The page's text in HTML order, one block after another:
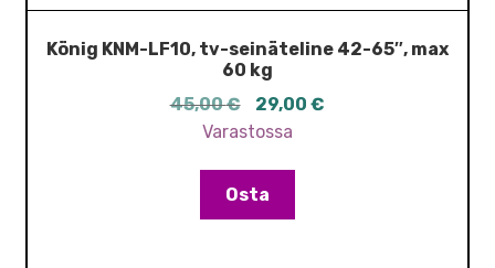
König KNM-LF10, tv-seinäteline 42-65″, max
60 kg
45,00€
Alkuperäinen
hinta
45,00 €.
29,00€
Varastossa
Osta